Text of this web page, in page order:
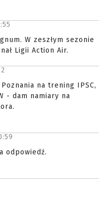
W zeszłym sezonie
Ligii Action Air.
na trening IPSC,
- dam namiary na
odpowiedź.